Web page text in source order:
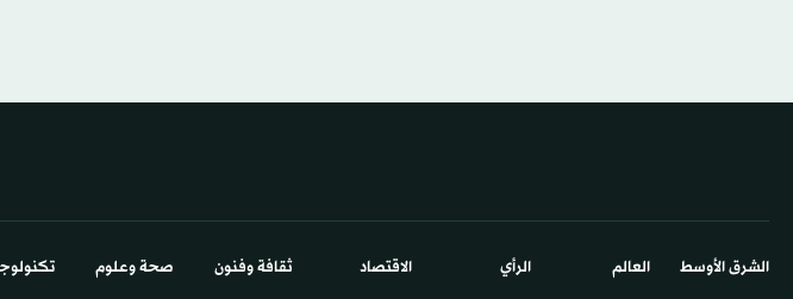
الشرق الأوسط​ العالم الرأي الاقتصاد ثقافة وفنون صحة وعلوم